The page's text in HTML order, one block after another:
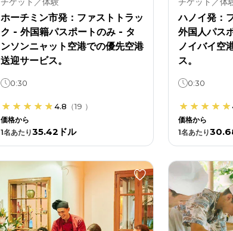
ホーチミン市発：ファストトラッ
ク - 外国籍パスポートのみ - タ
ンソンニャット空港での優先空港
送迎サービス。
0:30
4.8 （19 ）
価格から
1名あたり35.42ドル
ハノイ発：
外国人パス
ノイバイ空
ス。
0:30
価格から
1名あたり